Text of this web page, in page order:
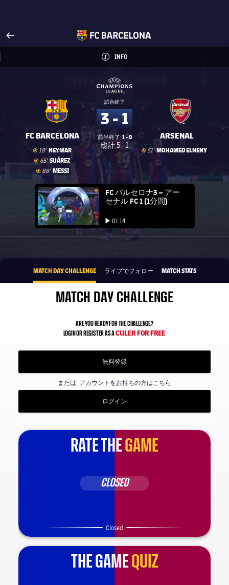
FCバルセロナ公式サイトへ
arrow-right
fcbarcelona-with-name
INFO
LABEL.ARIA.INFO
INFO
label.competition.name.2
FC BARCELONA
ゴール
goal
18' NEYMAR
ゴール
goal
65'SUÁREZ
ゴール
goal
88' MESSI
試合終了
3 - 1
前半終了:1 - 0
総計5 - 1
ARSENAL
ゴール
goal
51' MOHAMED ELNENY
FC Barcelona club badge
Play video
FC バルセロナ3 – アー
セナル FC 1 (1分間)
Play video
01:14
MATCH DAY CHALLENGE ライブでフォロー MATCH STATS
MATCH DAY CHALLENGE
ARE YOU READY FOR THE CHALLENGE?
LOGIN OR REGISTER AS ACULER FOR FREE
無料登録
または アカウントをお持ちの方はこちら
ログイン
RATE THEGAME
CLOSED
Closed
THE GAMEQUIZ